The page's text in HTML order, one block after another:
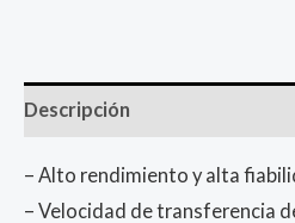
Descripción
– Alto rendimiento y alta
– Velocidad de transferencia